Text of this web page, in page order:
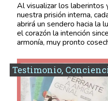
Al visualizar los laberintos
nuestra prisión interna,
abrirá un sendero hacia la
el corazón la intención
armonía, muy pronto
Testimonio,